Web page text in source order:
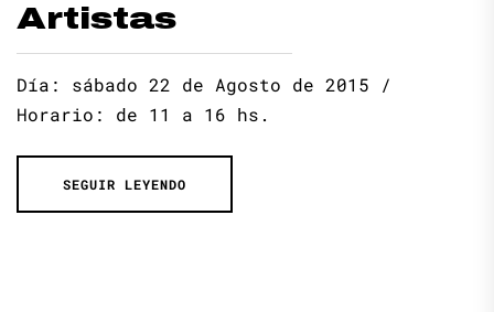
Artistas​
Día: sábado 22 de Agosto de 2015 /
Horario: de 11 a 16 hs.
SEGUIR LEYENDO